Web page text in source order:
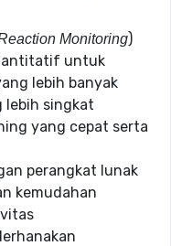
Monitoring)
untuk
lebih banyak
lebih singkat
yang cepat serta
perangkat lunak
kemudahan